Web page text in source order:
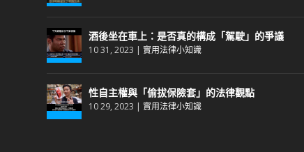
酒後坐在車上：是否真的構成「駕駛」的爭議
10 31, 2023 |實用法律小知識
性自主權與「偷拔保險套」的法律觀點
10 29, 2023 |實用法律小知識